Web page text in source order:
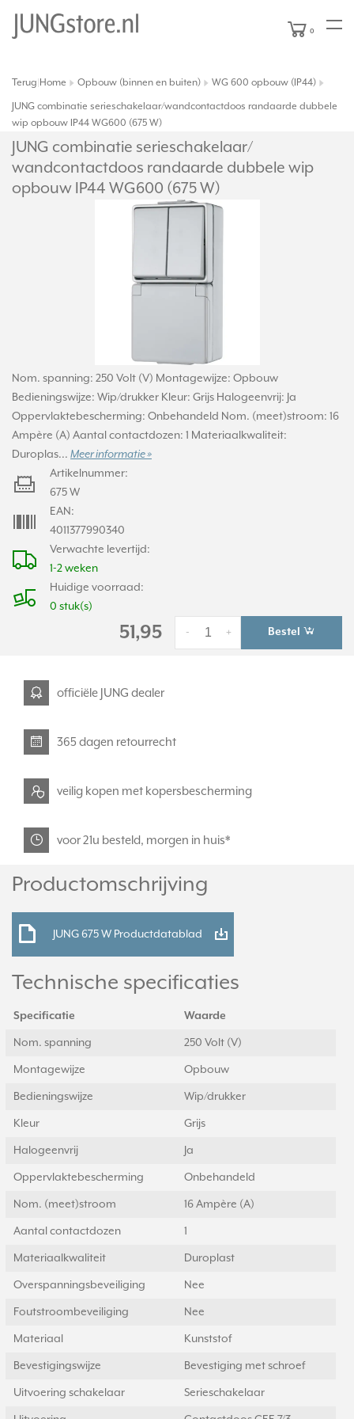
0
Terug Home Opbouw (binnen en buiten)
WG 600 opbouw (IP44)
JUNG combinatie serieschakelaar/wandcontactdoos randaarde dubbele
wip opbouw IP44 WG600 (675 W)
JUNG combinatie serieschakelaar/
wandcontactdoos randaarde dubbele wip
opbouw IP44 WG600 (675 W)
Nom. spanning: 250 Volt (V) Montagewijze: Opbouw
Bedieningswijze: Wip/drukker Kleur: Grijs Halogeenvrij: Ja
Oppervlaktebescherming: Onbehandeld Nom. (meet)stroom: 16
Ampère (A) Aantal contactdozen: 1 Materiaalkwaliteit:
Duroplas... Meer informatie »
Verwachte levertijd:
1-2 weken
Huidige voorraad:
0 stuk(s)
Artikelnummer:
675 W
EAN:
4011377990340
51,95 +
- Bestel
officiële JUNG dealer
365 dagen retourrecht
veilig kopen met kopersbescherming
voor 21u besteld, morgen in huis*
Productomschrijving
JUNG 675 W Productdatablad
Technische specificaties
Specificatie Waarde
Nom. spanning 250 Volt (V)
Montagewijze Opbouw
Bedieningswijze Wip/drukker
Kleur Grijs
Halogeenvrij Ja
Oppervlaktebescherming Onbehandeld
Nom. (meet)stroom 16 Ampère (A)
Aantal contactdozen 1
Materiaalkwaliteit Duroplast
Overspanningsbeveiliging Nee
Foutstroombeveiliging Nee
Materiaal Kunststof
Bevestigingswijze Bevestiging met schroef
Uitvoering schakelaar Serieschakelaar